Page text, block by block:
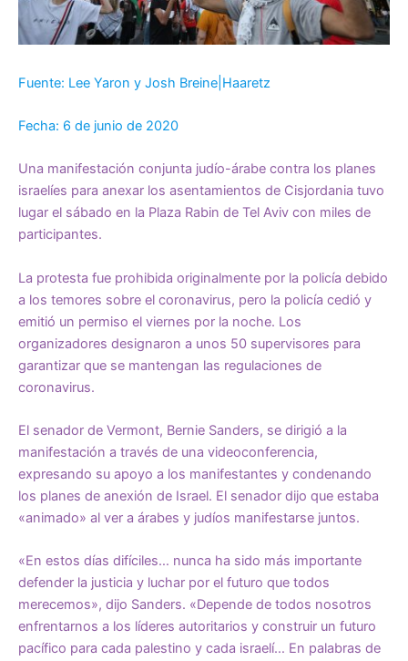
Fuente: Lee Yaron y Josh Breine|Haaretz
Fecha: 6 de junio de 2020
Una manifestación conjunta judío-árabe contra los planes
israelíes para anexar los asentamientos de Cisjordania tuvo
lugar el sábado en la Plaza Rabin de Tel Aviv con miles de
participantes.
La protesta fue prohibida originalmente por la policía debido
a los temores sobre el coronavirus, pero la policía cedió y
emitió un permiso el viernes por la noche. Los
organizadores designaron a unos 50 supervisores para
garantizar que se mantengan las regulaciones de
coronavirus.
El senador de Vermont, Bernie Sanders, se dirigió a la
manifestación a través de una videoconferencia,
expresando su apoyo a los manifestantes y condenando
los planes de anexión de Israel. El senador dijo que estaba
«animado» al ver a árabes y judíos manifestarse juntos.
«En estos días difíciles… nunca ha sido más importante
defender la justicia y luchar por el futuro que todos
merecemos», dijo Sanders. «Depende de todos nosotros
enfrentarnos a los líderes autoritarios y construir un futuro
pacífico para cada palestino y cada israelí… En palabras de